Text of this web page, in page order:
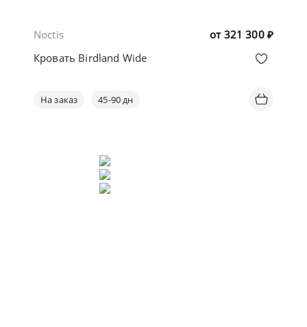
от 321 300 ₽
Noctis
Кровать Birdland Wide
На заказ 45-90 дн